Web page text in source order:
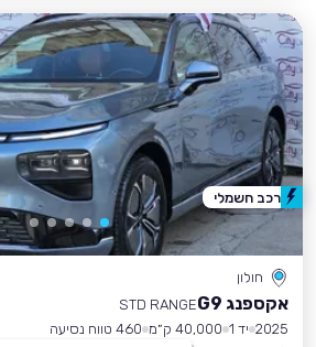
חולון
אקספנג G9
STD RANGE
2025 יד 1 40,000 ק״מ
460 טווח נסיעה
רכב חשמלי